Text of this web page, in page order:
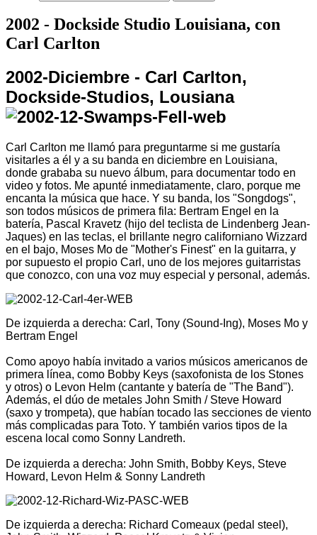
2002 - Dockside Studio Louisiana, con
Carl Carlton
2002-Diciembre - Carl Carlton,
Dockside-Studios, Lousiana
Carl Carlton me llamó para preguntarme si me gustaría
visitarles a él y a su banda en diciembre en Louisiana,
donde grababa su nuevo álbum, para documentar todo en
video y fotos. Me apunté inmediatamente, claro, porque me
encanta la música que hace. Y su banda, los "Songdogs",
son todos músicos de primera fila: Bertram Engel en la
batería, Pascal Kravetz (hijo del teclista de Lindenberg Jean-
Jaques) en las teclas, el brillante negro californiano Wizzard
en el bajo, Moses Mo de "Mother's Finest" en la guitarra, y
por supuesto el propio Carl, uno de los mejores guitarristas
que conozco, con una voz muy especial y personal, además.
De izquierda a derecha: Carl, Tony (Sound-Ing), Moses Mo y
Bertram Engel
Como apoyo había invitado a varios músicos americanos de
primera línea, como Bobby Keys (saxofonista de los Stones
y otros) o Levon Helm (cantante y batería de "The Band").
Además, el dúo de metales John Smith / Steve Howard
(saxo y trompeta), que habían tocado las secciones de viento
más complicadas para Toto. Y también varios tipos de la
escena local como Sonny Landreth.
De izquierda a derecha: John Smith, Bobby Keys, Steve
Howard, Levon Helm & Sonny Landreth
De izquierda a derecha: Richard Comeaux (pedal steel),